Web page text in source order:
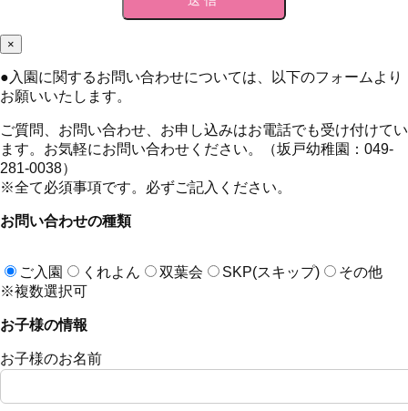
×
● 入園に関するお問い合わせについては、以下のフォームより
お願いいたします。
ご質問、お問い合わせ、お申し込みはお電話でも受け付けてい
ます。お気軽にお問い合わせください。（坂戸幼稚園：049-
281-0038）
※全て必須事項です。必ずご記入ください。
お問い合わせの種類
ご入園 くれよん 双葉会 SKP(スキップ)
その他
※複数選択可
お子様の情報
お子様のお名前